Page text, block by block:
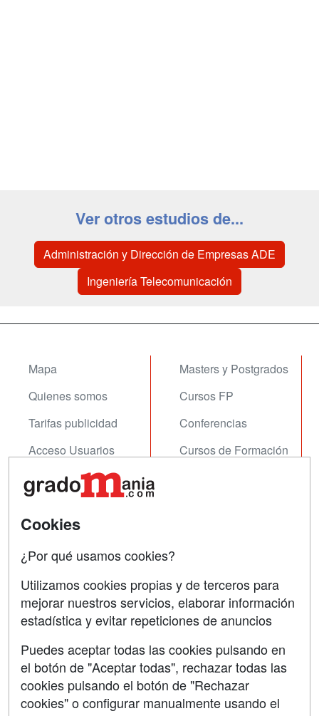
Ver otros estudios de...
Administración y Dirección de Empresas ADE
Ingeniería Telecomunicación
Mapa
Quienes somos
Tarifas publicidad
Acceso Usuarios
Acceso Centros
Masters y Postgrados
Cursos FP
Conferencias
Cursos de Formación
Contactar
Copyleft
Grupo formazion:
Cookies
¿Por qué usamos cookies?
Utilizamos cookies propias y de terceros para
mejorar nuestros servicios, elaborar información
estadística y evitar repeticiones de anuncios
Puedes aceptar todas las cookies pulsando en
el botón de "Aceptar todas", rechazar todas las
cookies pulsando el botón de "Rechazar
cookies" o configurar manualmente usando el